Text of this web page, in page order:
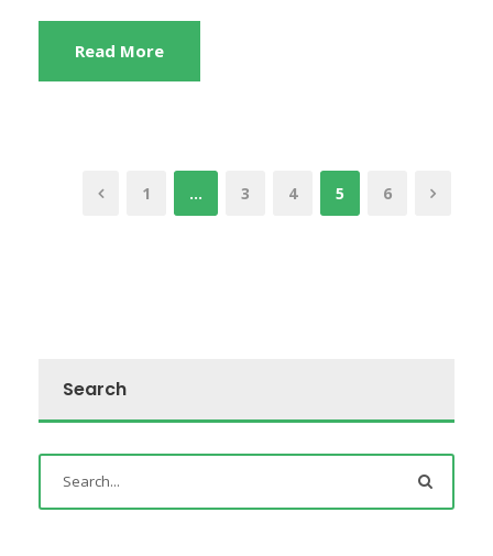
Read More
1 … 3 4 5 6
Search